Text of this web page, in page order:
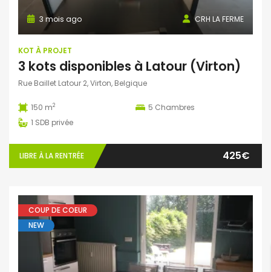
CRH LA FERME
3 mois ago
KOT À PROJET
3 kots disponibles à Latour (Virton)
Rue Baillet Latour 2, Virton, Belgique
150 m2 5 Chambres
1 SDB privée
LIBRE À LA RENTRÉE 425€
COUP DE COEUR
NEW